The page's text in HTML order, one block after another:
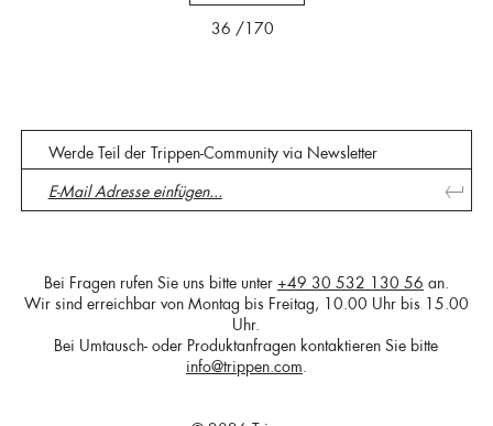
36 /170
Werde Teil der Trippen-Community via Newsletter
Bei Fragen rufen Sie uns bitte unter +49 30 532 130 56 an.
Wir sind erreichbar von Montag bis Freitag, 10.00 Uhr bis 15.00
Uhr.
Bei Umtausch- oder Produktanfragen kontaktieren Sie bitte
info@trippen.com.